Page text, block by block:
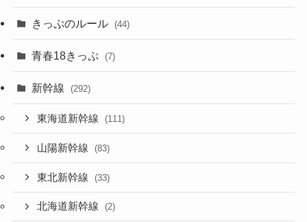
きっぷのルール (44)
青春18きっぷ (7)
新幹線 (292)
東海道新幹線 (111)
山陽新幹線 (83)
東北新幹線 (33)
北海道新幹線 (2)